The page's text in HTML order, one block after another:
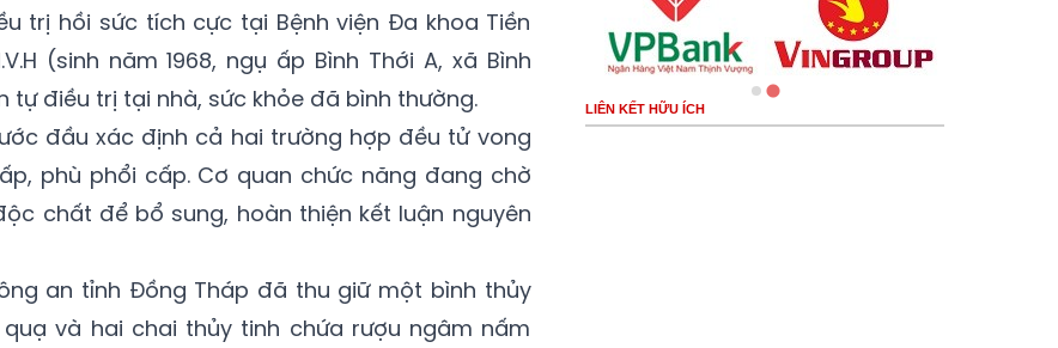
trị hồi sức tích cực tại Bệnh viện Đa khoa Tiền
(sinh năm 1968, ngụ ấp Bình Thới A, xã Bình
tự điều trị tại nhà, sức khỏe đã bình thường.
đầu xác định cả hai trường hợp đều tử vong
phù phổi cấp. Cơ quan chức năng đang chờ
chất để bổ sung, hoàn thiện kết luận nguyên
an tỉnh Đồng Tháp đã thu giữ một bình thủy
và hai chai thủy tinh chứa rượu ngâm nấm
LIÊN KẾT HỮU ÍCH